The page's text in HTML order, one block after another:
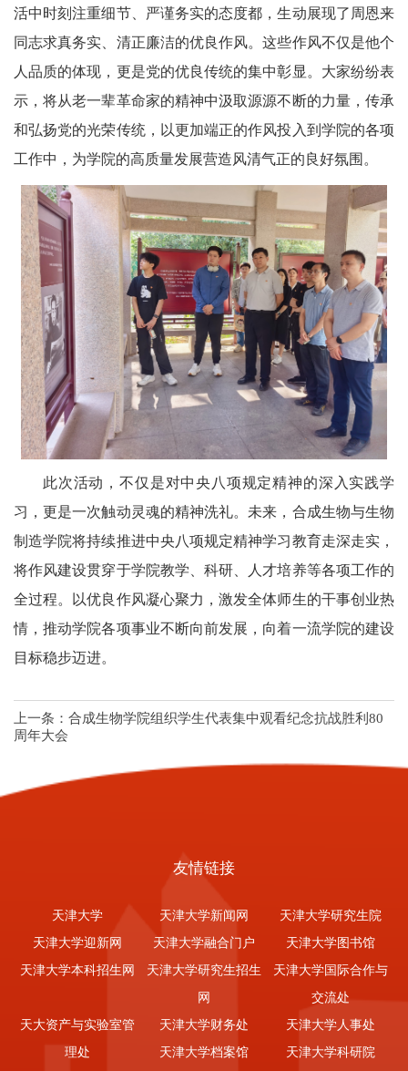
活中时刻注重细节、严谨务实的态度都，生动展现了周恩来
同志求真务实、清正廉洁的优良作风。这些作风不仅是他个
人品质的体现，更是党的优良传统的集中彰显。大家纷纷表
示，将从老一辈革命家的精神中汲取源源不断的力量，传承
和弘扬党的光荣传统，以更加端正的作风投入到学院的各项
工作中，为学院的高质量发展营造风清气正的良好氛围。
此次活动，不仅是对中央八项规定精神的深入实践学
习，更是一次触动灵魂的精神洗礼。未来，合成生物与生物
制造学院将持续推进中央八项规定精神学习教育走深走实，
将作风建设贯穿于学院教学、科研、人才培养等各项工作的
全过程。以优良作风凝心聚力，激发全体师生的干事创业热
情，推动学院各项事业不断向前发展，向着一流学院的建设
目标稳步迈进。
上一条： 合成生物学院组织学生代表集中观看纪念抗战胜利80
周年大会
友情链接
天津大学 天津大学新闻网
天津大学研究生院
天津大学迎新网
天津大学融合门户
天津大学图书馆
天津大学本科招生网
天津大学研究生招生
网
天津大学国际合作与
交流处
天大资产与实验室管
理处
天津大学财务处
天津大学人事处
天津大学档案馆
天津大学科研院